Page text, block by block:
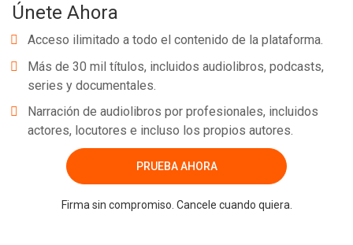
Únete Ahora
Acceso ilimitado a todo el contenido de la plataforma.
Más de 30 mil títulos, incluidos audiolibros, podcasts,
series y documentales.
Narración de audiolibros por profesionales, incluidos
actores, locutores e incluso los propios autores.
PRUEBA AHORA
Firma sin compromiso. Cancele cuando quiera.